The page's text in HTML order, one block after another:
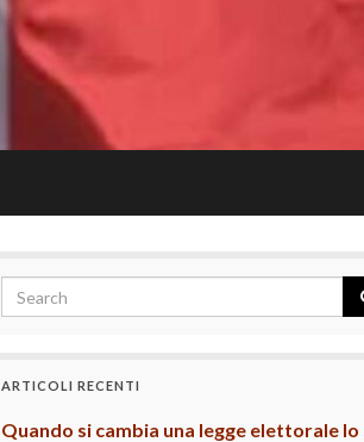
ARTICOLI RECENTI
Quando si cambia una legge elettorale lo